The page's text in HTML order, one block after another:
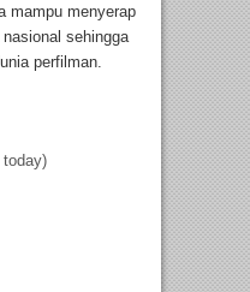
mampu menyerap
sehingga
perfilman.